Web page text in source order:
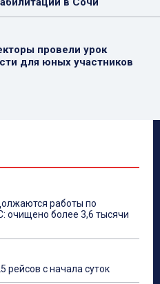
провели урок
для юных участников
работы по
очищено более 3,6 тысячи
рейсов с начала суток